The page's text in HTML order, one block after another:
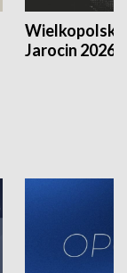
Jarocin 2026